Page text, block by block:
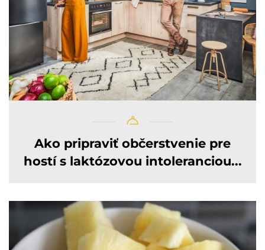
Ako pripraviť občerstvenie pre
hostí s laktózovou intoleranciou...